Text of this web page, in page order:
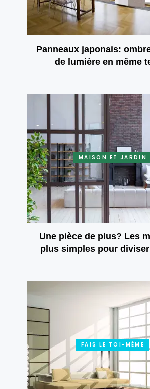
Panneaux japonais:
de lumière en même
MAISON ET JARDIN
Une pièce de plus? Les
plus simples pour
FAIS LE TOI-MÊME